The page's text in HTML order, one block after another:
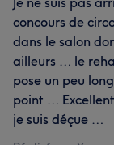
concours de
dans le salon
ailleurs … le
pose un peu
point …
je suis déçue …